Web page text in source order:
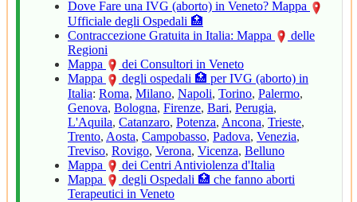
Dove Fare una IVG (aborto) in Veneto? Mappa
Ufficiale degli Ospedali 🏥
Contraccezione Gratuita in Italia: Mappa
delle
Regioni
Mappa
dei Consultori in Veneto
Mappa
degli ospedali 🏥 per IVG (aborto) in
Italia: Roma, Milano, Napoli, Torino, Palermo,
Genova, Bologna, Firenze, Bari, Perugia,
L'Aquila, Catanzaro, Potenza, Ancona, Trieste,
Trento, Aosta, Campobasso, Padova, Venezia,
Treviso, Rovigo, Verona, Vicenza, Belluno
Mappa
dei Centri Antiviolenza d'Italia
Mappa
degli Ospedali 🏥 che fanno aborti
Terapeutici in Veneto